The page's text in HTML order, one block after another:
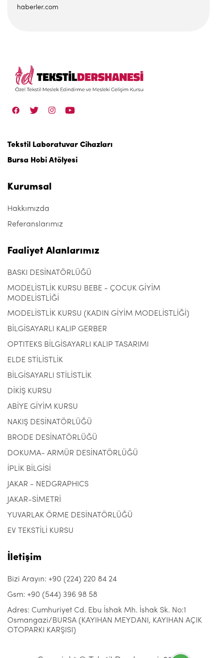
haberler.com
Tekstil Laboratuvar Cihazları
Bursa Hobi Atölyesi
Kurumsal
Hakkımızda
Referanslarımız
Faaliyet Alanlarımız
BASKI DESİNATÖRLÜĞÜ
MODELİSTLİK KURSU BEBE - ÇOCUK GİYİM
MODELİSTLİĞİ
MODELİSTLİK KURSU (KADIN GİYİM MODELİSTLİĞİ)
BİLGİSAYARLI KALIP GERBER
OPTITEKS BİLGİSAYARLI KALIP TASARIMI
ELDE STİLİSTLİK
BİLGİSAYARLI STİLİSTLİK
DİKİŞ KURSU
ABİYE GİYİM KURSU
NAKIŞ DESİNATÖRLÜĞÜ
BRODE DESİNATÖRLÜĞÜ
DOKUMA- ARMÜR DESİNATÖRLÜĞÜ
İPLİK BİLGİSİ
JAKAR - NEDGRAPHICS
JAKAR-SİMETRİ
YUVARLAK ÖRME DESİNATÖRLÜĞÜ
EV TEKSTİLİ KURSU
İletişim
Bizi Arayın: +90 (224) 220 84 24
Gsm: +90 (544) 396 98 58
Adres: Cumhuriyet Cd. Ebu İshak Mh. İshak Sk. No:1
Osmangazi/BURSA (KAYIHAN MEYDANI, KAYIHAN AÇIK
OTOPARKI KARŞISI)